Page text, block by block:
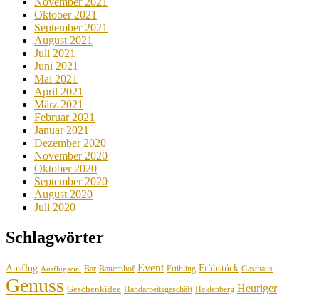
Oktober 2021
September 2021
August 2021
Juli 2021
Juni 2021
Mai 2021
April 2021
März 2021
Februar 2021
Januar 2021
Dezember 2020
November 2020
Oktober 2020
September 2020
August 2020
Juli 2020
Schlagwörter
Ausflug Ausflugsziel Bar Bauernhof Event Frühling Frühstück Gasthaus
Genuss Geschenkidee Handarbeitsgeschäft Heldenberg Heuriger